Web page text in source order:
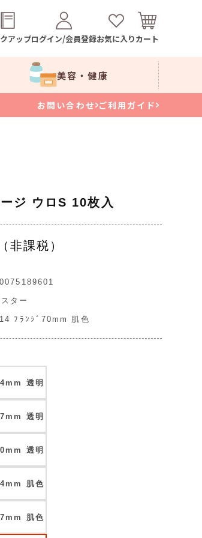
アップログイン/会員登録お気に入りカート
美容・健康
お問い合わせ ご利用ガイド
ジ ウロS 10枚入
ター
ﾌﾗﾝｼﾞ70mm 肌色
透明
透明
透明
肌色
肌色